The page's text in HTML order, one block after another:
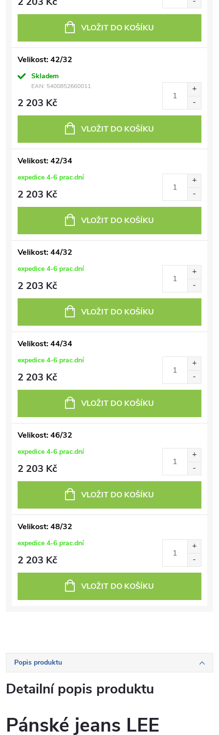
VLOŽIT DO KOŠÍKU
Velikost: 42/32
Skladem
EAN: 5400852660011
2 203 Kč
VLOŽIT DO KOŠÍKU
Velikost: 42/34
expedice 4-6 prac.dní
2 203 Kč
VLOŽIT DO KOŠÍKU
Velikost: 44/32
expedice 4-6 prac.dní
2 203 Kč
VLOŽIT DO KOŠÍKU
Velikost: 44/34
expedice 4-6 prac.dní
2 203 Kč
VLOŽIT DO KOŠÍKU
Velikost: 46/32
expedice 4-6 prac.dní
2 203 Kč
VLOŽIT DO KOŠÍKU
Velikost: 48/32
expedice 4-6 prac.dní
2 203 Kč
VLOŽIT DO KOŠÍKU
Popis produktu
Detailní popis produktu
Pánské jeans LEE